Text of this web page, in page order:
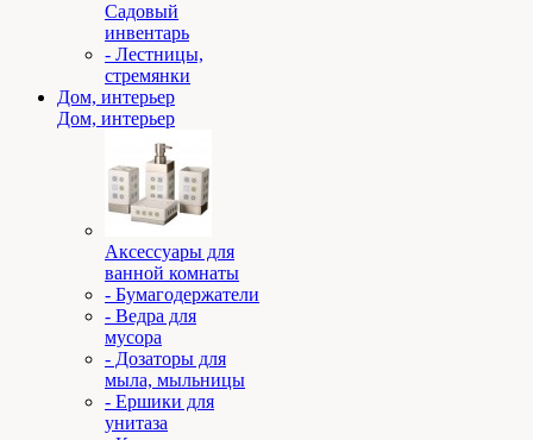
Садовый
инвентарь
- Лестницы,
стремянки
Дом, интерьер
Дом, интерьер
Аксессуары для
ванной комнаты
- Бумагодержатели
- Ведра для
мусора
- Дозаторы для
мыла, мыльницы
- Ершики для
унитаза